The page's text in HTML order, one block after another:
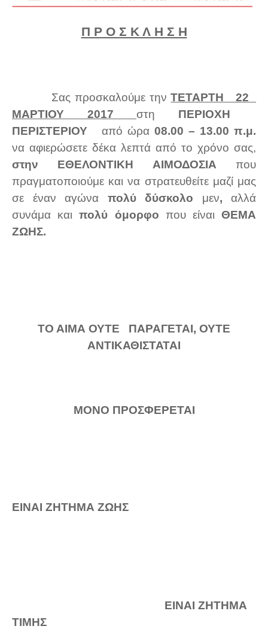
Π Ρ Ο Σ Κ Λ Η Σ Η
Σας προσκαλούμε τηνΤΕΤΑΡΤΗ 22
ΜΑΡΤΙΟΥ 2017 στη ΠΕΡΙΟΧΗ
ΠΕΡΙΣΤΕΡΙΟΥ από ώρα 08.00 – 13.00 π.μ.
να αφιερώσετε δέκα λεπτά από το χρόνο σας,
στην ΕΘΕΛΟΝΤΙΚΗ ΑΙΜΟΔΟΣΙΑ που
πραγματοποιούμε και να στρατευθείτε μαζί μας
σε έναν αγώνα πολύ δύσκολο μεν, αλλά
συνάμα καιπολύ όμορφο που είναιΘΕΜΑ
ΖΩΗΣ.
ΤΟ ΑΙΜΑ ΟΥΤΕ ΠΑΡΑΓΕΤΑΙ, ΟΥΤΕ
ΑΝΤΙΚΑΘΙΣΤΑΤΑΙ
ΜΟΝΟ ΠΡΟΣΦΕΡΕΤΑΙ
ΕΙΝΑΙ ΖΗΤΗΜΑ ΖΩΗΣ
ΕΙΝΑΙ ΖΗΤΗΜΑ
ΤΙΜΗΣ